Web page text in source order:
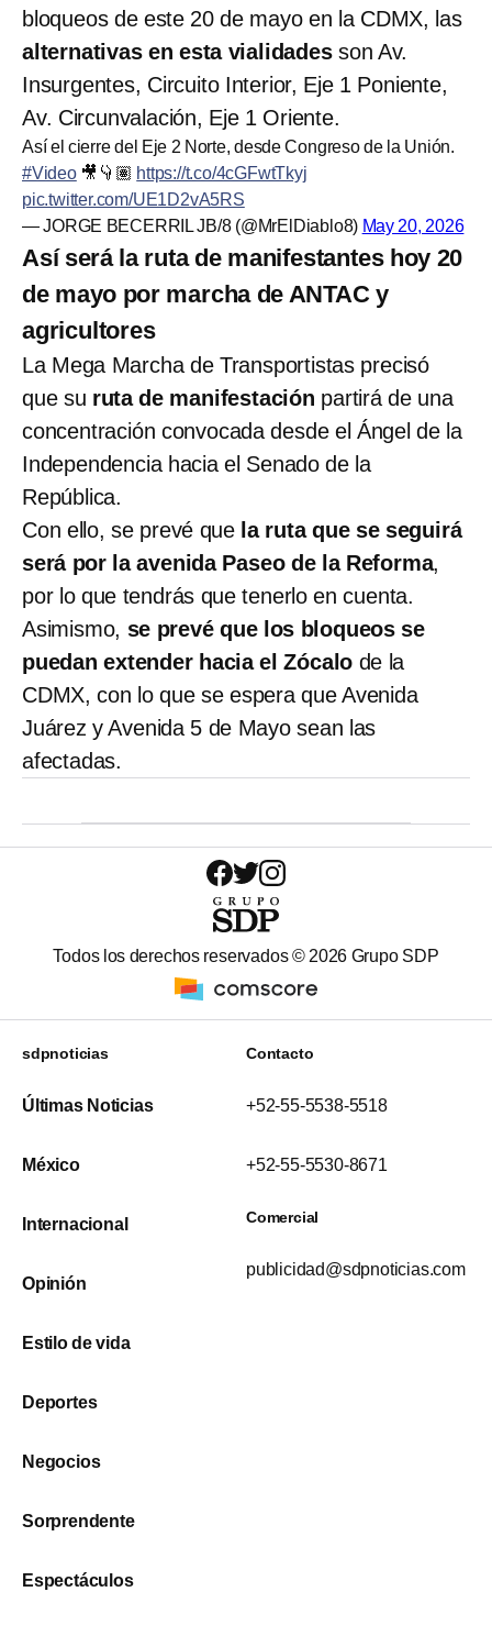
bloqueos de este 20 de mayo en la CDMX, las
alternativas en esta vialidadesson Av.
Insurgentes, Circuito Interior, Eje 1 Poniente,
Av. Circunvalación, Eje 1 Oriente.
Así el cierre del Eje 2 Norte, desde Congreso de la Unión.
#Video🎥👇🏽 https://t.co/4cGFwtTkyj
pic.twitter.com/UE1D2vA5RS
— JORGE BECERRIL JB/8 (@MrElDiablo8) May 20, 2026
Así será la ruta de manifestantes hoy 20
de mayo por marcha de ANTAC y
agricultores
La Mega Marcha de Transportistas precisó
que su ruta de manifestación partirá de una
concentración convocada desde el Ángel de la
Independencia hacia el Senado de la
República.
Con ello, se prevé que la ruta que se seguirá
será por la avenida Paseo de la Reforma,
por lo que tendrás que tenerlo en cuenta.
Asimismo, se prevé que los bloqueos se
puedan extender hacia el Zócalo de la
CDMX, con lo que se espera que Avenida
Juárez y Avenida 5 de Mayo sean las
afectadas.
Todos los derechos reservados © 2026 Grupo SDP
sdpnoticias
Últimas Noticias
México
Internacional
Opinión
Estilo de vida
Deportes
Negocios
Sorprendente
Espectáculos
Contacto
+52-55-5538-5518
+52-55-5530-8671
Comercial
publicidad@sdpnoticias.com